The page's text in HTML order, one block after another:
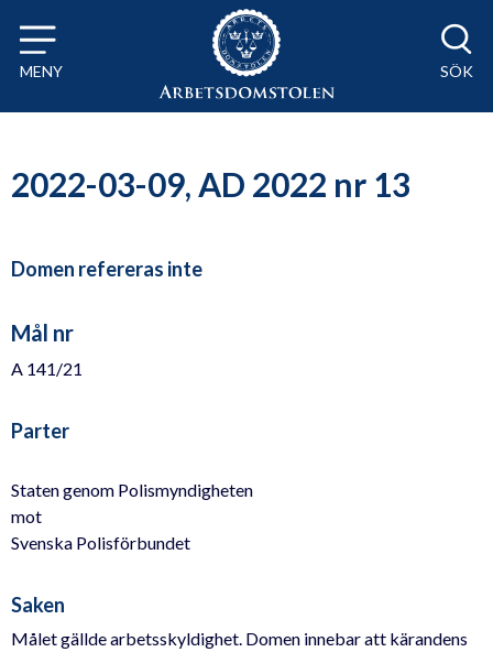
Till innehåll på sidan x
MENY SÖK
2022-03-09, AD 2022 nr 13
Domen refereras inte
Mål nr
A 141/21
Parter
Staten genom Polismyndigheten
mot
Svenska Polisförbundet
Saken
Målet gällde arbetsskyldighet. Domen innebar att kärandens